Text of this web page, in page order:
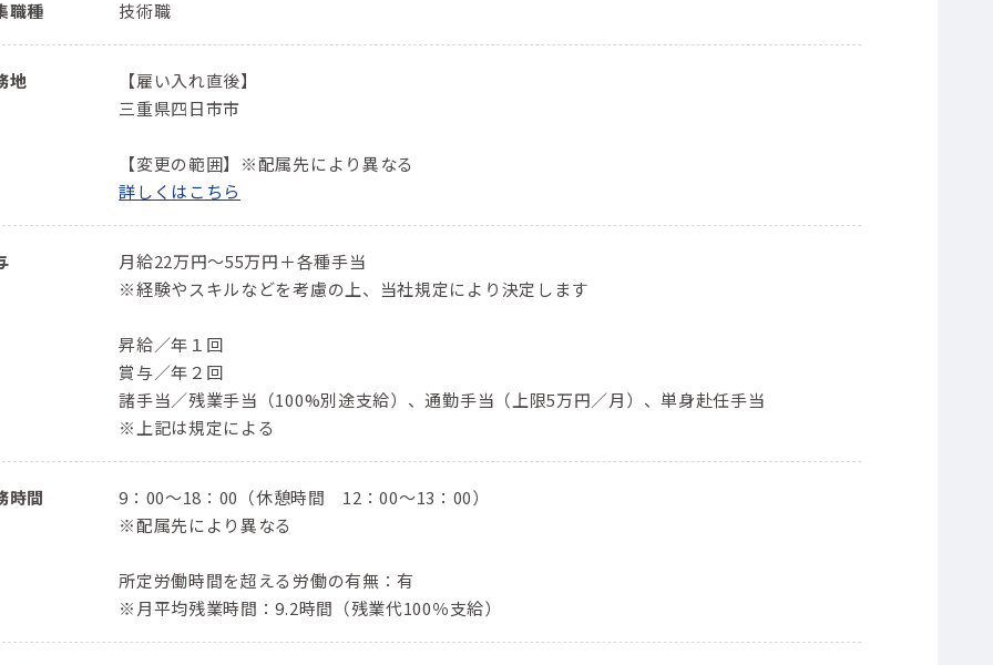
職種 技術職
地
【雇い入れ直後】
三重県四日市市
【変更の範囲】※配属先により異なる
詳しくはこちら
月給22万円～55万円＋各種手当
※経験やスキルなどを考慮の上、当社規定により決定します
昇給／年１回
賞与／年２回
諸手当／残業手当（100%別途支給）、通勤手当（上限5万円／月）、単身赴任手当
※上記は規定による
時間
9：00〜18：00（休憩時間 12：00〜13：00）
※配属先により異なる
所定労働時間を超える労働の有無：有
※月平均残業時間：9.2時間（残業代100％支給）